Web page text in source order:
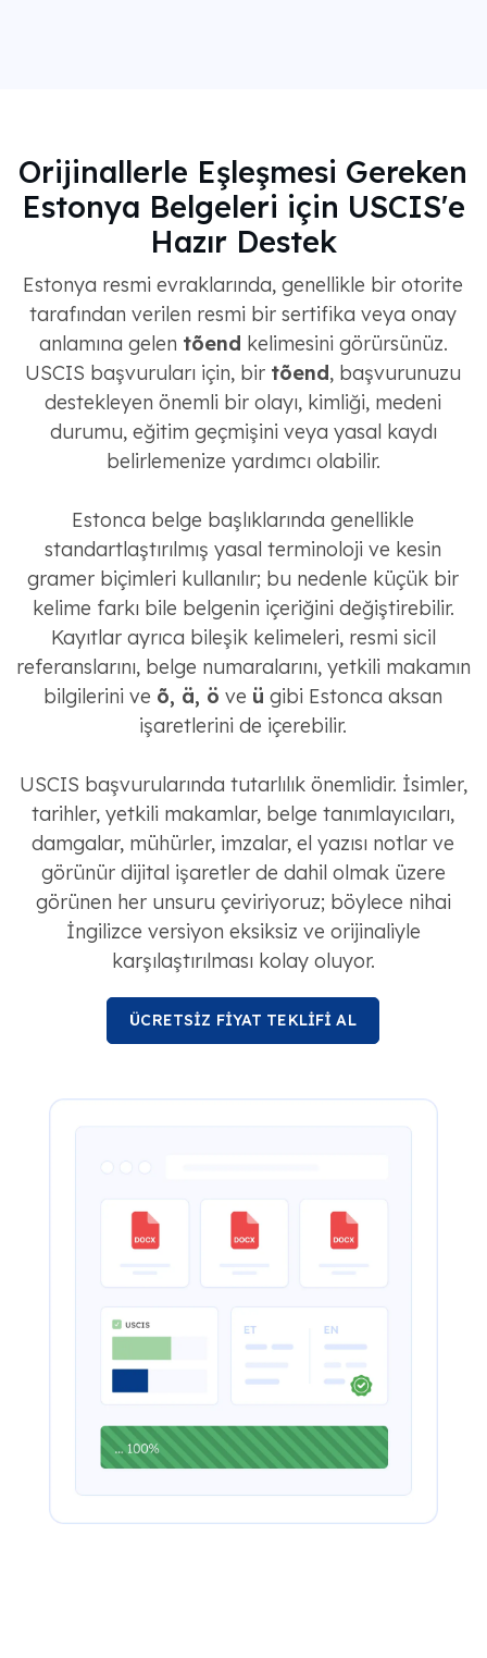
Orijinallerle Eşleşmesi Gereken
Estonya Belgeleri için USCIS'e
Hazır Destek
Estonya resmi evraklarında, genellikle bir otorite
tarafından verilen resmi bir sertifika veya onay
anlamına gelen tõend kelimesini görürsünüz.
USCIS başvuruları için, bir tõend, başvurunuzu
destekleyen önemli bir olayı, kimliği, medeni
durumu, eğitim geçmişini veya yasal kaydı
belirlemenize yardımcı olabilir.
Estonca belge başlıklarında genellikle
standartlaştırılmış yasal terminoloji ve kesin
gramer biçimleri kullanılır; bu nedenle küçük bir
kelime farkı bile belgenin içeriğini değiştirebilir.
Kayıtlar ayrıca bileşik kelimeleri, resmi sicil
referanslarını, belge numaralarını, yetkili makamın
bilgilerini ve õ, ä, ö ve ü gibi Estonca aksan
işaretlerini de içerebilir.
USCIS başvurularında tutarlılık önemlidir. İsimler,
tarihler, yetkili makamlar, belge tanımlayıcıları,
damgalar, mühürler, imzalar, el yazısı notlar ve
görünür dijital işaretler de dahil olmak üzere
görünen her unsuru çeviriyoruz; böylece nihai
İngilizce versiyon eksiksiz ve orijinaliyle
karşılaştırılması kolay oluyor.
ÜCRETSİZ FİYAT TEKLİFİ AL